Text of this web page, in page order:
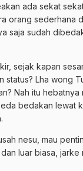
ada sekat
orang sederhana
saja sudah
sejak kapan
status? Lha wong
Nah itu hebatnya
bedakan lewat
nesu, mau
luar biasa, jarke